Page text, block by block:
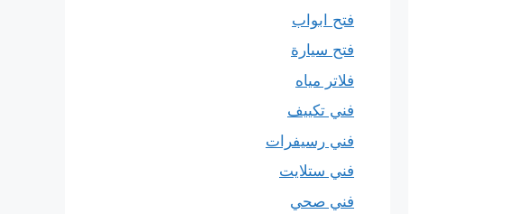
فتح ابواب
فتح سيارة
فلاتر مياه
فني تكييف
فني رسيفرات
فني ستلايت
فني صحي